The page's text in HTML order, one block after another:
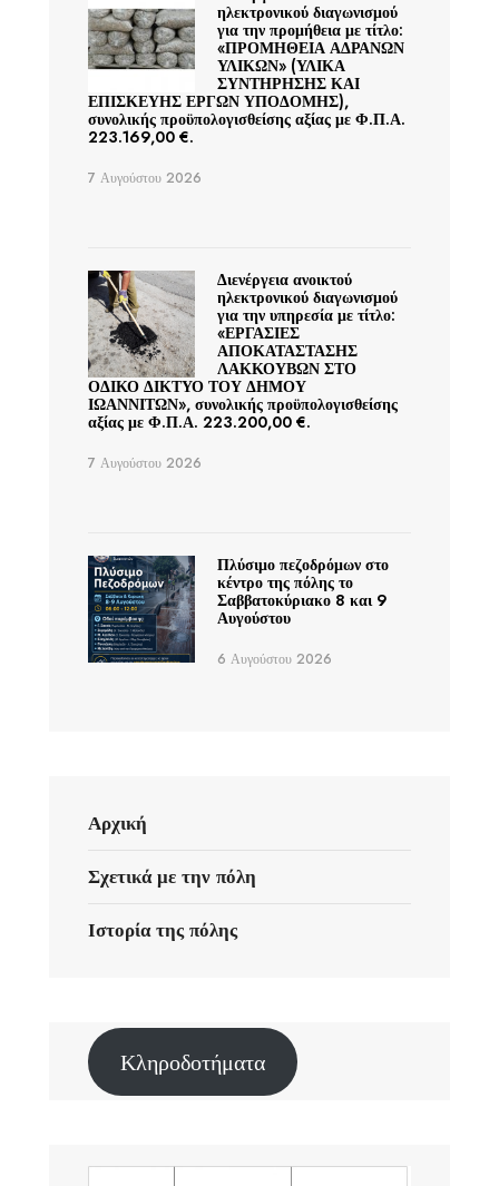
ηλεκτρονικού διαγωνισμού
για την προμήθεια με τίτλο:
«ΠΡΟΜΗΘΕΙΑ ΑΔΡΑΝΩΝ
ΥΛΙΚΩΝ» (ΥΛΙΚΑ
ΣΥΝΤΗΡΗΣΗΣ ΚΑΙ
ΕΠΙΣΚΕΥΗΣ ΕΡΓΩΝ ΥΠΟΔΟΜΗΣ),
συνολικής προϋπολογισθείσης αξίας με Φ.Π.Α.
223.169,00 €.
7 Αυγούστου 2026
Διενέργεια ανοικτού
ηλεκτρονικού διαγωνισμού
για την υπηρεσία με τίτλο:
«ΕΡΓΑΣΙΕΣ
ΑΠΟΚΑΤΑΣΤΑΣΗΣ
ΛΑΚΚΟΥΒΩΝ ΣΤΟ
ΟΔΙΚΟ ΔΙΚΤΥΟ ΤΟΥ ΔΗΜΟΥ
ΙΩΑΝΝΙΤΩΝ», συνολικής προϋπολογισθείσης
αξίας με Φ.Π.Α. 223.200,00 €.
7 Αυγούστου 2026
Πλύσιμο πεζοδρόμων στο
κέντρο της πόλης το
Σαββατοκύριακο 8 και 9
Αυγούστου
6 Αυγούστου 2026
Αρχική
Σχετικά με την πόλη
Ιστορία της πόλης
Κληροδοτήματα